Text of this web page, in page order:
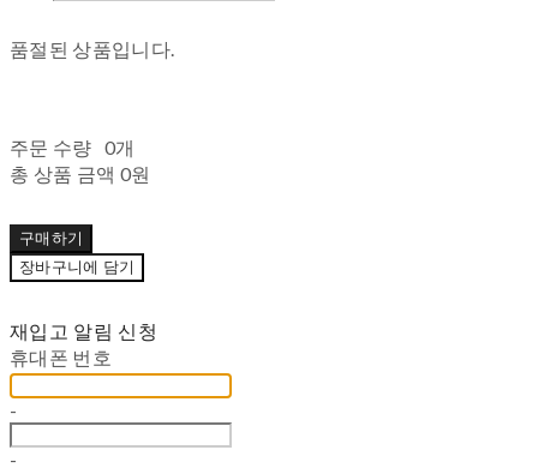
품절된 상품입니다.
주문 수량 0개
총 상품 금액 0원
구매하기
장바구니에 담기
재입고 알림 신청
휴대폰 번호
-
-